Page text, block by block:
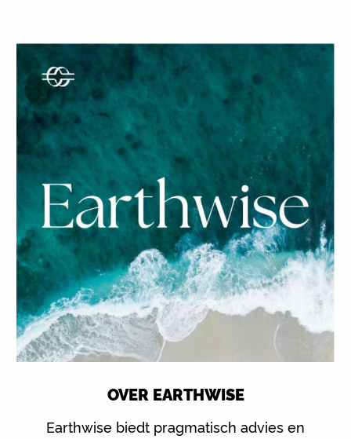
OVER EARTHWISE
Earthwise biedt pragmatisch advies en